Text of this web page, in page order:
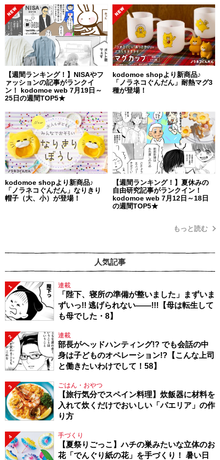
【週間ランキング！】NISAやフ
ァッションの記事がランクイ
ン！ kodomoe web 7月19日～
25日の週間TOP5★
kodomoe shopより新商品♪
「ノラネコぐんだん」耐熱マグ3
種が登場！
kodomoe shopより新商品♪
「ノラネコぐんだん」なりきり
帽子（大、小）が登場！
【週間ランキング！】夏休みの
自由研究記事がランクイン！
kodomoe web 7月12日～18日
の週間TOP5★
もっと読む
人気記事
1 連載
「陛下、寝所の準備が整いました」まずいま
ずいっ!! 逃げられない――!!!【母は転生して
も母でした・8】
2 連載
部長がヘッドハンティング!? でも会話の中
身は子どものオペレーション!?【こんな上司
と働きたいわけでして！58】
3 ごはん・おやつ
【旅行気分でスペイン料理】炊飯器に材料を
入れて炊くだけでおいしい「パエリア」の作
り方
4 手づくり
【夏祭りごっこ】ハチの巣みたいな立体のお
花「でんぐり紙の花」を手づくり！ 暑い日